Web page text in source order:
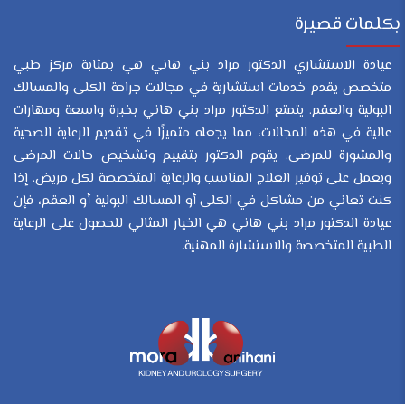
بكلمات قصيرة
عيادة الاستشاري الدكتور مراد بني هاني هي بمثابة مركز طبي
متخصص يقدم خدمات استشارية في مجالات جراحة الكلى والمسالك
البولية والعقم. يتمتع الدكتور مراد بني هاني بخبرة واسعة ومهارات
عالية في هذه المجالات، مما يجعله متميزًا في تقديم الرعاية الصحية
والمشورة للمرضى. يقوم الدكتور بتقييم وتشخيص حالات المرضى
ويعمل على توفير العلاج المناسب والرعاية المتخصصة لكل مريض. إذا
كنت تعاني من مشاكل في الكلى أو المسالك البولية أو العقم، فإن
عيادة الدكتور مراد بني هاني هي الخيار المثالي للحصول على الرعاية
الطبية المتخصصة والاستشارة المهنية.